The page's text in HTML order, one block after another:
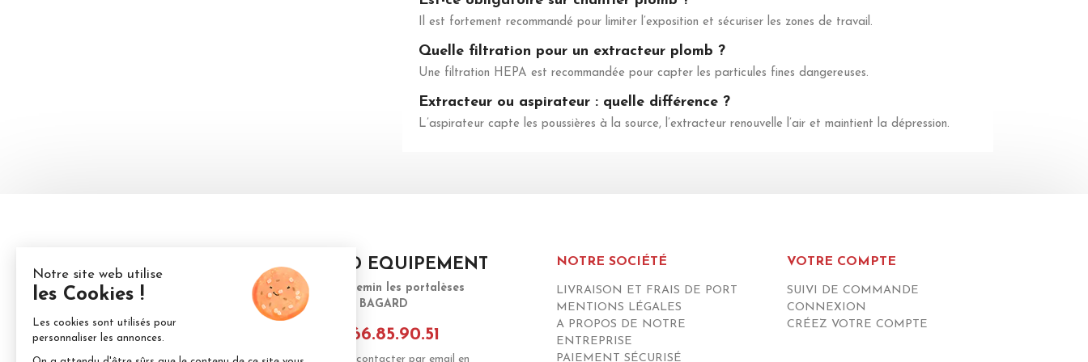
Il est fortement recommandé pour limiter l’exposition et sécuriser les zones de travail.
Quelle filtration pour un extracteur plomb ?
Une filtration HEPA est recommandée pour capter les particules fines dangereuses.
Extracteur ou aspirateur : quelle différence ?
L’aspirateur capte les poussières à la source, l’extracteur renouvelle l’air et maintient la dépression.
ALD EQUIPEMENT
371 chemin les portalèses
30140 BAGARD
04.66.85.90.51
Nous contacter par email en
NOTRE SOCIÉTÉ
LIVRAISON ET FRAIS DE PORT
MENTIONS LÉGALES
A PROPOS DE NOTRE
ENTREPRISE
PAIEMENT SÉCURISÉ
VOTRE COMPTE
SUIVI DE COMMANDE
CONNEXION
CRÉEZ VOTRE COMPTE